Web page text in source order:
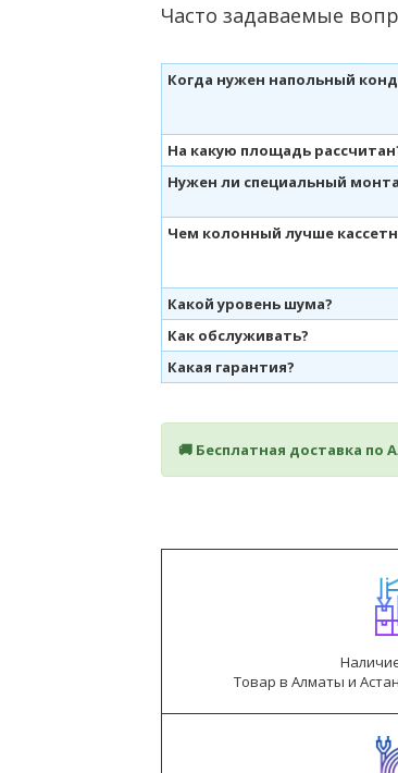
Часто задаваемые
Когда нужен напольный
На какую площадь
Нужен ли специальный
Чем колонный лучше
Какой уровень шума?
Как обслуживать?
Какая гарантия?
🚚 Бесплатная доставка по
Товар в Алматы и